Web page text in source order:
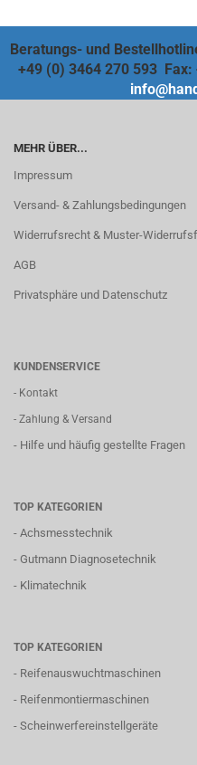
Beratungs- und
+49 (0) 3464 270 593
MEHR ÜBER...
Impressum
Versand- & Zahlungsbedingungen
Widerrufsrecht & Muster-
AGB
Privatsphäre und Datenschutz
KUNDENSERVICE
- Kontakt
- Zahlung & Versand
- Hilfe und häufig gestellte Fragen
TOP KATEGORIEN
- Achsmesstechnik
- Gutmann Diagnosetechnik
- Klimatechnik
TOP KATEGORIEN
- Reifenauswuchtmaschinen
- Reifenmontiermaschinen
- Scheinwerfereinstellgeräte